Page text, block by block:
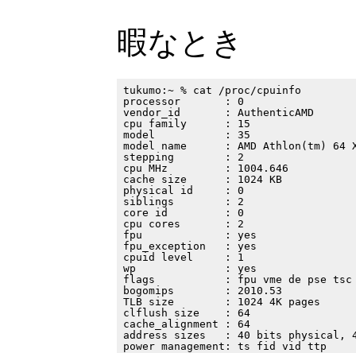
暇なとき
tukumo:~ % cat /proc/cpuinfo
processor       : 0
vendor_id       : AuthenticAMD
cpu family      : 15
model           : 35
model name      : AMD Athlon(tm) 64
stepping        : 2
cpu MHz         : 1004.646
cache size      : 1024 KB
physical id     : 0
siblings        : 2
core id         : 0
cpu cores       : 2
fpu             : yes
fpu_exception   : yes
cpuid level     : 1
wp              : yes
flags           : fpu vme de pse tsc
bogomips        : 2010.53
TLB size        : 1024 4K pages
clflush size    : 64
cache_alignment : 64
address sizes   : 40 bits physical,
power management: ts fid vid ttp